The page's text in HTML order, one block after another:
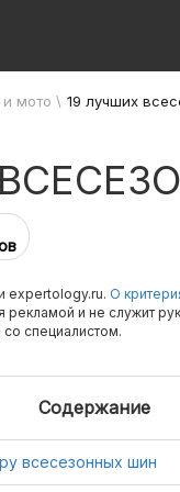
и мото \ 19 лучших
expertology.ru. О
рекламой и не служит
специалистом.
Содержание
всесезонных шин